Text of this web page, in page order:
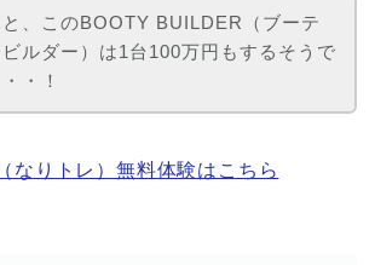
と、このBOOTY BUILDER（ブーテ
ビルダー）は1台100万円もするそうで
・！
なりトレ）無料体験はこちら